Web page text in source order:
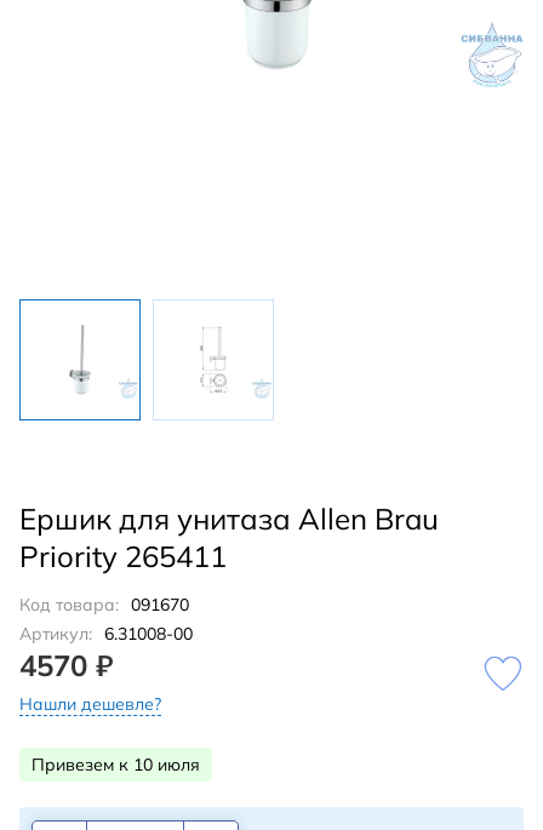
Ершик для унитаза Allen Brau
Priority 265411
Код товара: 091670
Артикул: 6.31008-00
4570 ₽
Нашли дешевле?
Привезем к 10 июля